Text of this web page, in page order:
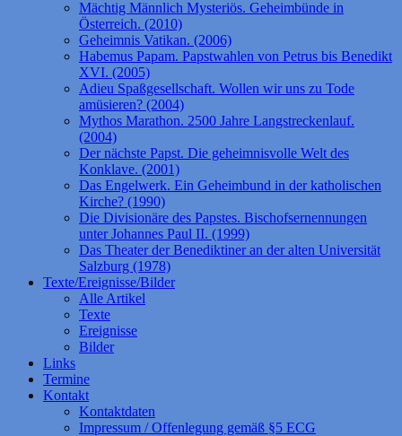
Mächtig Männlich Mysteriös. Geheimbünde in
Österreich. (2010)
Geheimnis Vatikan. (2006)
Habemus Papam. Papstwahlen von Petrus bis Benedikt
XVI. (2005)
Adieu Spaßgesellschaft. Wollen wir uns zu Tode
amüsieren? (2004)
Mythos Marathon. 2500 Jahre Langstreckenlauf.
(2004)
Der nächste Papst. Die geheimnisvolle Welt des
Konklave. (2001)
Das Engelwerk. Ein Geheimbund in der katholischen
Kirche? (1990)
Die Divisionäre des Papstes. Bischofsernennungen
unter Johannes Paul II. (1999)
Das Theater der Benediktiner an der alten Universität
Salzburg (1978)
Texte/Ereignisse/Bilder
Alle Artikel
Texte
Ereignisse
Bilder
Links
Termine
Kontakt
Kontaktdaten
Impressum / Offenlegung gemäß §5 ECG